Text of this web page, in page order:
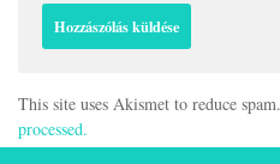
This site uses Akismet to reduce spam.
processed.